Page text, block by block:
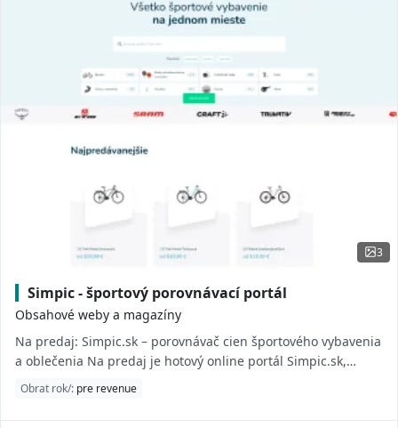
3
Simpic - športový porovnávací portál
Obsahové weby a magazíny
Na predaj: Simpic.sk – porovnávač cien športového vybavenia
a oblečenia Na predaj je hotový online portál Simpic.sk,
špecializovaný porovnávač cie...
Obrat rok/: pre revenue